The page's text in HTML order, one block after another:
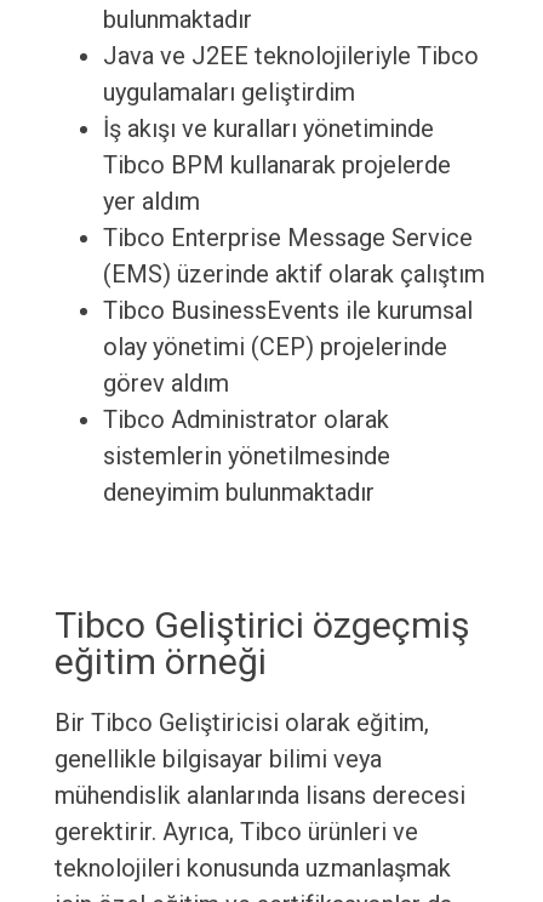
bulunmaktadır
Java ve J2EE teknolojileriyle Tibco
uygulamaları geliştirdim
İş akışı ve kuralları yönetiminde
Tibco BPM kullanarak projelerde
yer aldım
Tibco Enterprise Message Service
(EMS) üzerinde aktif olarak çalıştım
Tibco BusinessEvents ile kurumsal
olay yönetimi (CEP) projelerinde
görev aldım
Tibco Administrator olarak
sistemlerin yönetilmesinde
deneyimim bulunmaktadır
Tibco Geliştirici özgeçmiş
eğitim örneği
Bir Tibco Geliştiricisi olarak eğitim,
genellikle bilgisayar bilimi veya
mühendislik alanlarında lisans derecesi
gerektirir. Ayrıca, Tibco ürünleri ve
teknolojileri konusunda uzmanlaşmak